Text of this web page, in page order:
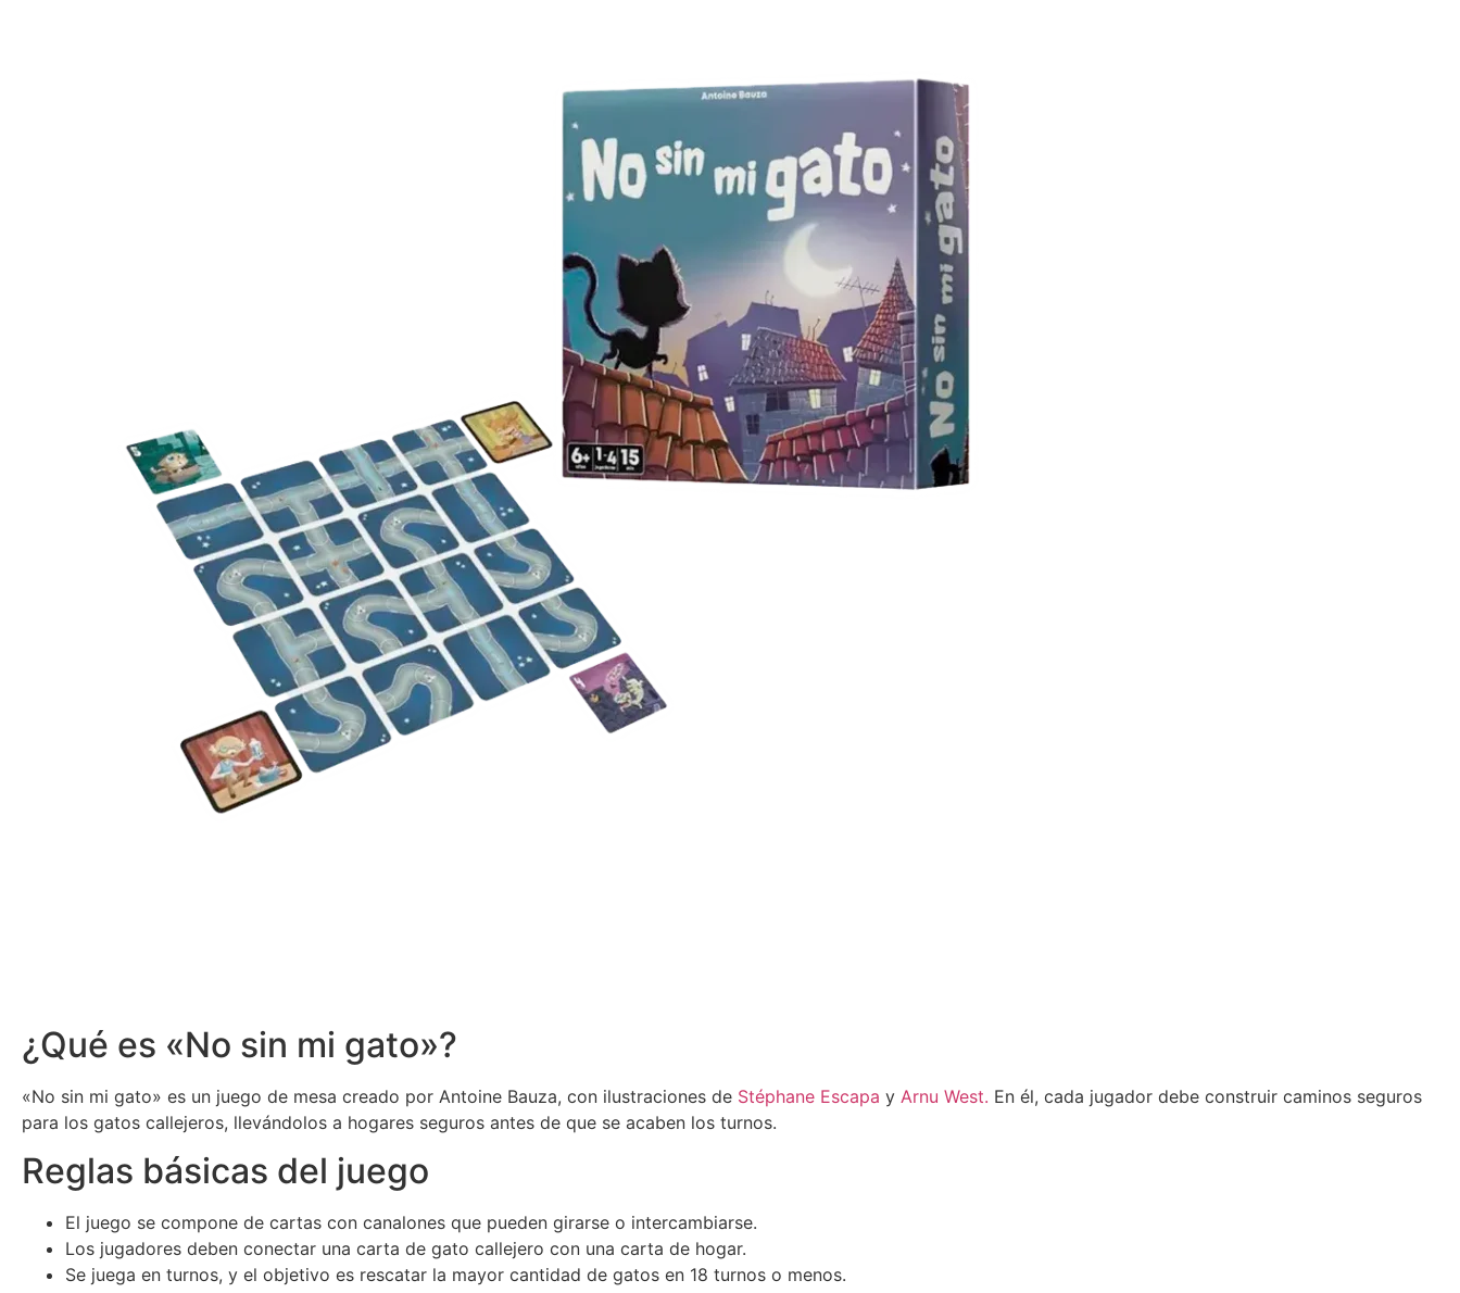
¿Qué es «No sin mi gato»?
«No sin mi gato» es un juego de mesa creado por Antoine Bauza, con ilustraciones de Stéphane Escapa y Arnu West. En él, cada jugador debe construir caminos seguros
para los gatos callejeros, llevándolos a hogares seguros antes de que se acaben los turnos.
Reglas básicas del juego
El juego se compone de cartas con canalones que pueden girarse o intercambiarse.
Los jugadores deben conectar una carta de gato callejero con una carta de hogar.
Se juega en turnos, y el objetivo es rescatar la mayor cantidad de gatos en 18 turnos o menos.